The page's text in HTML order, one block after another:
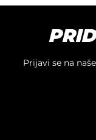
Prijavi se na